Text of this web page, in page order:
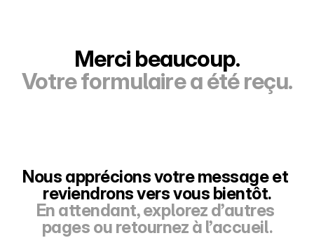
Merci beaucoup.
Votre formulaire a été reçu.
Nous apprécions votre message et
reviendrons vers vous bientôt.
En attendant, explorez d’autres
pages ou retournez à l’accueil.